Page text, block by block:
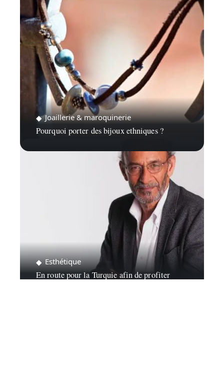
Joaillerie & maroquinerie
Pourquoi porter des bijoux ethniques ?
Esthétique
En route pour la Turquie afin de profiter